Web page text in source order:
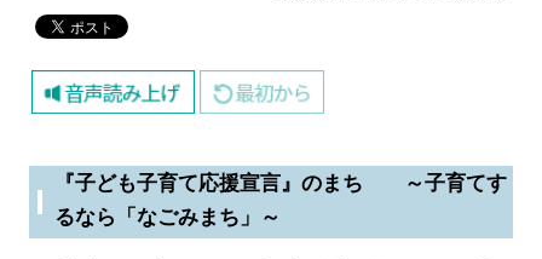
『子ども子育て応援宣言』のまち ～子育てす
るなら「なごみまち」～